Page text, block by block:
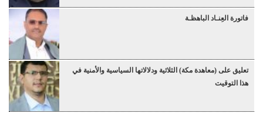
فاتورة العِنـاد الباهظـة
تعليق على (معاهدة مكة) الثلاثية ودلالاتها السياسية والأمنية في
هذا التوقيت